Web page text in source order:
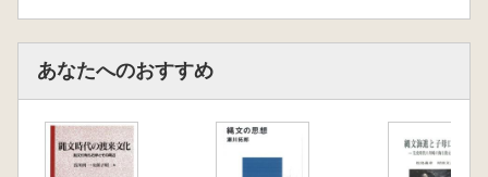
あなたへのおすすめ